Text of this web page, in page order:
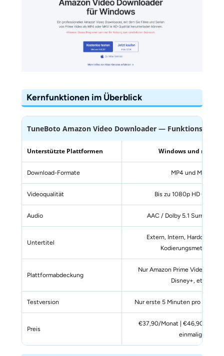
Kernfunktionen im Überblick
TuneBoto Amazon Video Downloader —
Unterstützte Plattformen Windows und macOS
Download-Formate MP4 und MKV
Videoqualität Bis zu 1080p HD (kein
Audio AAC / Dolby 5.1
Untertitel
Extern, Intern, Hardcode —
Kodierungsmethoden
Plattformabdeckung
Nur Amazon Prime Video (kein
Disney+, etc.)
Testversion Nur erste 5 Minuten pro Video
Preis
€37,90/Monat | €46,90/Jahr |
einmalig